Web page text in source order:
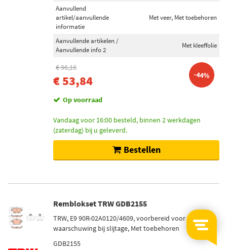
Aanvullend
artikel/aanvullende
informatie
Met veer, Met toebehoren
Aanvullende artikelen /
Aanvullende info 2
Met kleeffolie
€ 96,16
€ 53,84 -44%
Op voorraad
Vandaag voor 16:00 besteld, binnen 2 werkdagen
(zaterdag) bij u geleverd.
Bestellen
Remblokset TRW GDB2155
TRW, E9 90R-02A0120/4609, voorbereid voor
waarschuwing bij slijtage, Met toebehoren
GDB2155